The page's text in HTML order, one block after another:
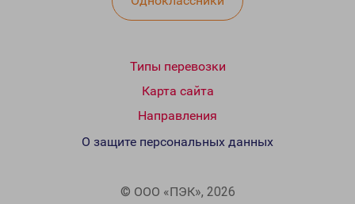
Типы перевозки
Карта сайта
Направления
© ООО «ПЭК», 2026
О защите персональных данных